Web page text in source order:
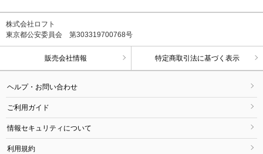
株式会社ロフト
東京都公安委員会 第303319700768号
販売会社情報 特定商取引法に基づく表示
ヘルプ・お問い合わせ
ご利用ガイド
情報セキュリティについて
利用規約